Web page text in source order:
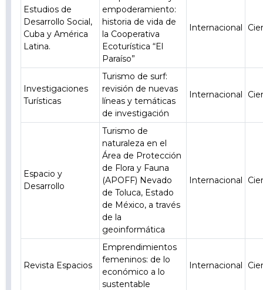
Estudios de
Desarrollo Social,
Cuba y América
Latina.
empoderamiento:
historia de vida de
la Cooperativa
Ecoturística “El
Paraíso”
Internacional
Investigaciones
Turísticas
Turismo de surf:
revisión de nuevas
líneas y temáticas
de investigación
Internacional
Espacio y
Desarrollo
Turismo de
naturaleza en el
Área de Protección
de Flora y Fauna
(APOFF) Nevado
de Toluca, Estado
de México, a través
de la
geoinformática
Internacional
Revista Espacios
Emprendimientos
femeninos: de lo
económico a lo
sustentable
Internacional